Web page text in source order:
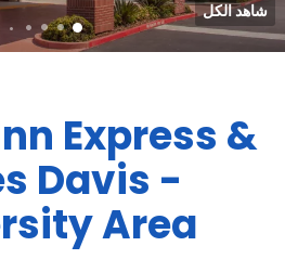
شاهد الكل
Express &
Davis -
Area